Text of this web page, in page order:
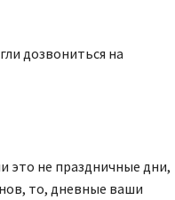
дозвониться на
это не праздничные дни,
то, дневные ваши